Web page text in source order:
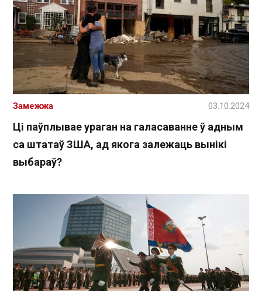
Ці паўплывае ураган на галасаванне ў адным
са штатаў ЗША, ад якога залежаць вынікі
выбараў?
Замежжа 03.10.2024